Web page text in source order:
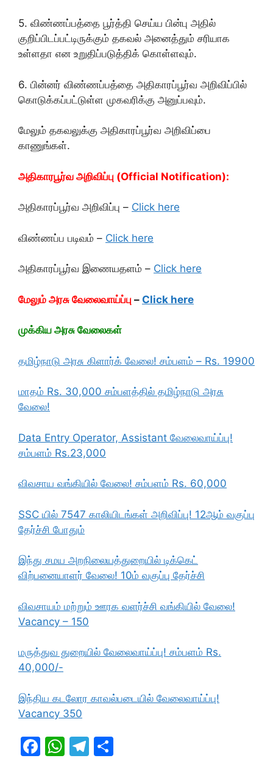
5. விண்ணப்பத்தை பூர்த்தி செய்ய பின்பு அதில்
குறிப்பிடப்பட்டிருக்கும் தகவல் அனைத்தும் சரியாக
உள்ளதா என உறுதிப்படுத்திக் கொள்ளவும்.
6. பின்னர் விண்ணப்பத்தை அதிகாரப்பூர்வ அறிவிப்பில்
கொடுக்கப்பட்டுள்ள முகவரிக்கு அனுப்பவும்.
மேலும் தகவலுக்கு அதிகாரப்பூர்வ அறிவிப்பை
காணுங்கள்.
அதிகாரபூர்வ அறிவிப்பு (Official Notification):
அதிகாரப்பூர்வ அறிவிப்பு – Click here
விண்ணப்ப படிவம் – Click here
அதிகாரப்பூர்வ இணையதளம் – Click here
மேலும் அரசு வேலைவாய்ப்பு – Click here
முக்கிய அரசு வேலைகள்
தமிழ்நாடு அரசு கிளார்க் வேலை! சம்பளம் – Rs. 19900
மாதம் Rs. 30,000 சம்பளத்தில் தமிழ்நாடு அரசு
வேலை!
Data Entry Operator, Assistant வேலைவாய்ப்பு!
சம்பளம் Rs.23,000
விவசாய வங்கியில் வேலை! சம்பளம் Rs. 60,000
SSC யில் 7547 காலியிடங்கள் அறிவிப்பு! 12ஆம் வகுப்பு
தேர்ச்சி போதும்
இந்து சமய அறநிலையத்துறையில் டிக்கெட்
விற்பனையாளர் வேலை! 10ம் வகுப்பு தேர்ச்சி
விவசாயம் மற்றும் ஊரக வளர்ச்சி வங்கியில் வேலை!
Vacancy – 150
மருத்துவ துறையில் வேலைவாய்ப்பு! சம்பளம் Rs.
40,000/-
இந்திய கடலோர காவல்படையில் வேலைவாய்ப்பு!
Vacancy 350
F
W T